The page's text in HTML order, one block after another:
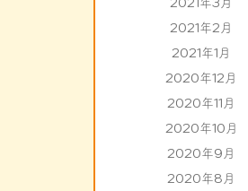
2021年2月
2021年1月
2020年12月
2020年11月
2020年10月
2020年9月
2020年8月